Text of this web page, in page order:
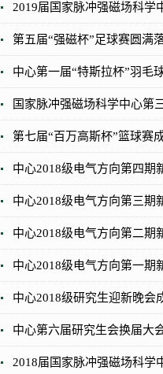
2019届国家脉冲强磁场科学
第五届“强磁杯”足球赛圆满
中心第一届“特斯拉杯”羽毛
国家脉冲强磁场科学中心第
第七届“百万高斯杯”篮球赛
中心2018级电气方向第四期
中心2018级电气方向第三期
中心2018级电气方向第二期
中心2018级电气方向第一期
中心2018级研究生迎新晚会
中心第六届研究生会换届大
2018届国家脉冲强磁场科学